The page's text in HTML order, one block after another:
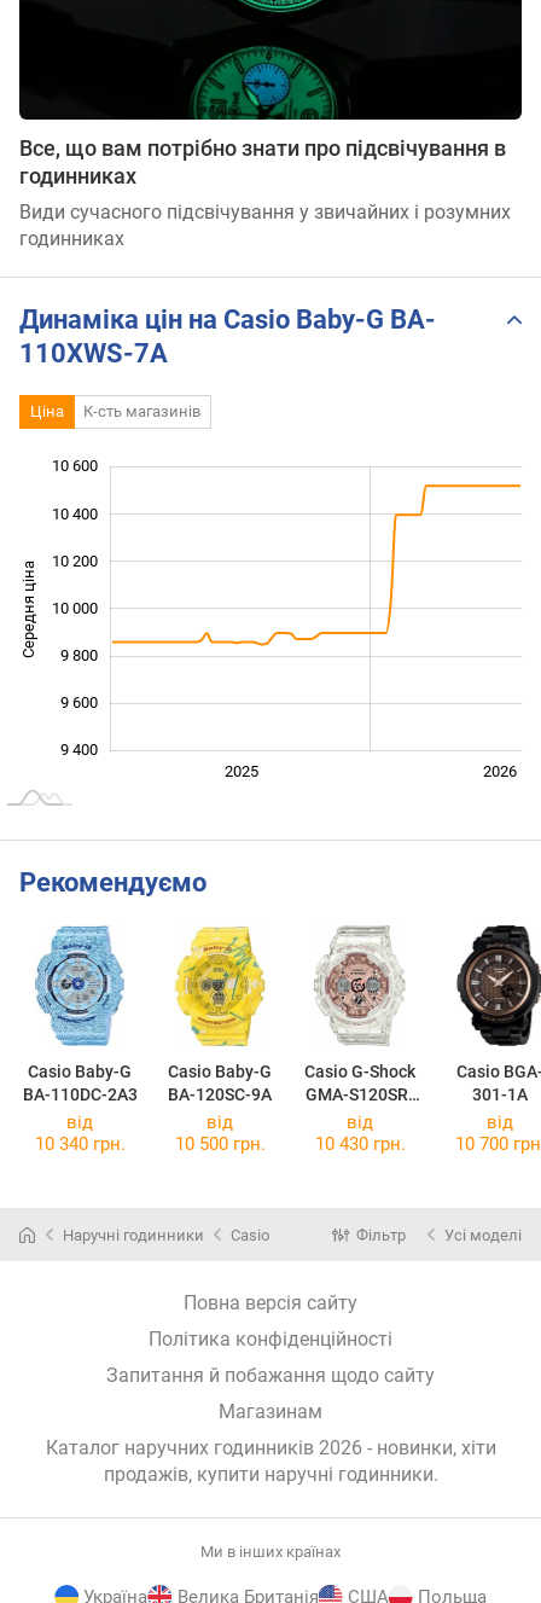
Все, що вам потрібно знати про підсвічування в
годинниках
Види сучасного підсвічування у звичайних і розумних
годинниках
Динаміка цін на Casio Baby-G BA-
110XWS-7A
Ціна К-сть магазинів
Середня ціна 10 000
9 400
9 600
9 800
10 000
10 200
10 400
10 600
2025 2026
Рекомендуємо
Casio Baby-G
BA-110DC-2A3
Casio Baby-G
BA-120SC-9A
Casio G-Shock
GMA-S120SR-
7A
Casio
301-1A
від
10 340 грн.
від
10 500 грн.
від
10 430 грн.
від
10 700
Наручні годинники Casio Фільтр Усі моделі
Повна версія сайту
Політика конфіденційності
Запитання й побажання щодо сайту
Магазинам
Каталог наручних годинників 2026 - новинки, хіти
продажів, купити наручні годинники.
Ми в інших країнах
Україна Велика Британія США Польща